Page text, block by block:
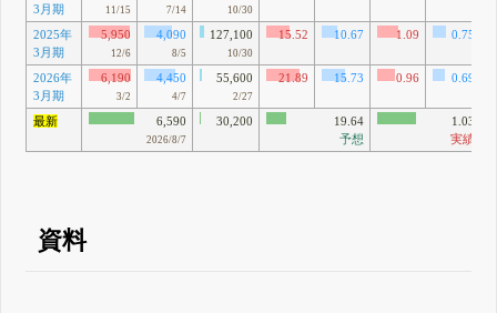
3月期
11/15 7/14 10/30
2025年
3月期
5,950
12/6
4,090
8/5
127,100
10/30
15.52 10.67 1.09 0.75
2026年
3月期
6,190
3/2
4,450
4/7
55,600
2/27
21.89 15.73 0.96 0.69
最新
6,590
2026/8/7
30,200
19.64
予想
1.03
実績
資料